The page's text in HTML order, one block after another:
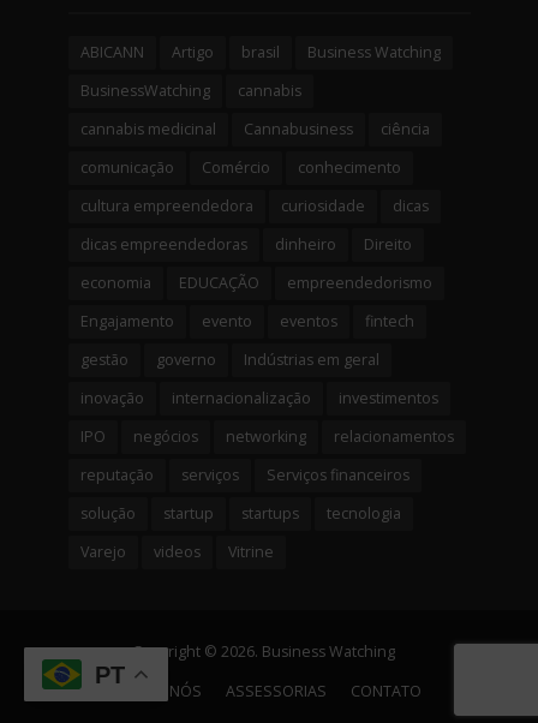
ABICANN Artigo brasil
Business Watching
BusinessWatching
cannabis
cannabis medicinal
Cannabusiness
ciência
comunicação
Comércio
conhecimento
cultura empreendedora
curiosidade
dicas
dicas empreendedoras
dinheiro
Direito
economia
EDUCAÇÃO
empreendedorismo
Engajamento
evento eventos
fintech
gestão
governo
Indústrias em geral
inovação
internacionalização
investimentos
IPO
negócios networking
relacionamentos
reputação
serviços
Serviços financeiros
solução
startup startups
tecnologia
Varejo
videos Vitrine
Copyright © 2026. Business Watching
SOBRE NÓS
ASSESSORIAS CONTATO
PT